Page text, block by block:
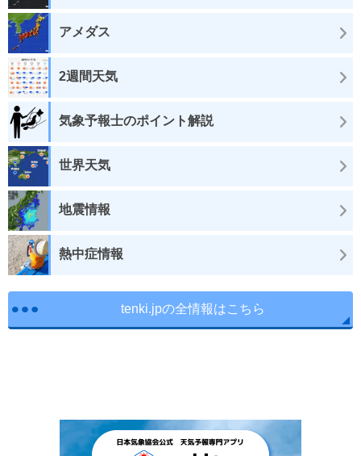
アメダス
2週間天気
気象予報士のポイント解説
世界天気
地震情報
熱中症情報
tenki.jpの全情報はこちら